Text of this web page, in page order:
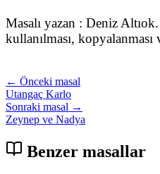
Masalı yazan : Deniz
kullanılması, kopyalanması
← Önceki masal
Utangaç Karlo
Sonraki masal →
Zeynep ve Nadya
Benzer masallar